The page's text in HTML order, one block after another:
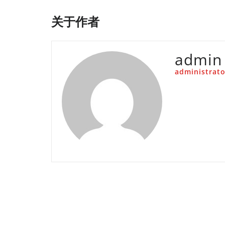
关于作者
admin